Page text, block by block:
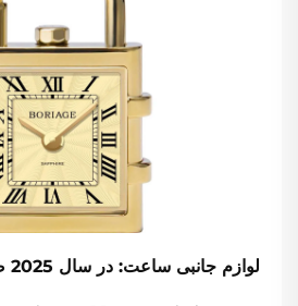
لوازم جانبی ساعت: در سال 2025 ضروری است